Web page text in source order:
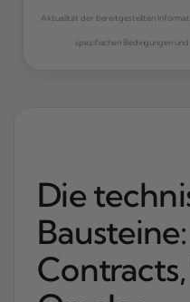
Aktualität der bereitgestellten
spezifischen Bedingungen
Die